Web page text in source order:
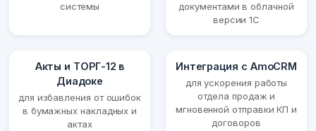
системы
документами в облачной
версии 1С
Акты и ТОРГ-12 в
Диадоке
для избавления от ошибок
в бумажных накладных и
актах
Интеграция с AmoCRM
для ускорения работы
отдела продаж и
мгновенной отправки КП и
договоров